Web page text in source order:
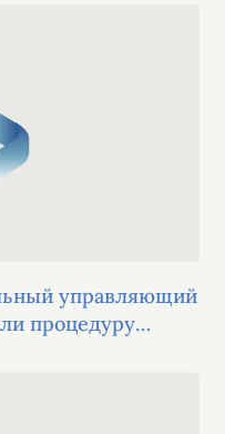
управляющий
процедуру
"облигации"